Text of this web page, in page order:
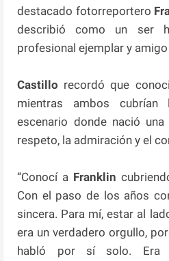
destacado fotorreportero
describió como un ser
profesional ejemplar y
Castillo recordó que
mientras ambos cubrían
escenario donde nació
respeto, la admiración y el
“Conocí a Franklin
Con el paso de los años
sincera. Para mí, estar al
era un verdadero orgullo,
habló por sí solo. Era